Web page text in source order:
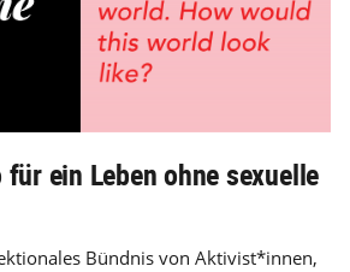
für ein Leben ohne sexuelle
Bündnis von Aktivist*innen,